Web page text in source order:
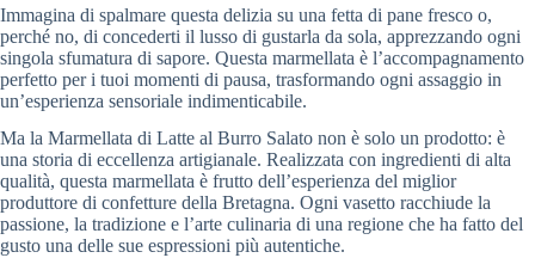
Immagina di spalmare questa delizia su una fetta di pane fresco o,
perché no, di concederti il lusso di gustarla da sola, apprezzando ogni
singola sfumatura di sapore. Questa marmellata è l’accompagnamento
perfetto per i tuoi momenti di pausa, trasformando ogni assaggio in
un’esperienza sensoriale indimenticabile.
Ma la Marmellata di Latte al Burro Salato non è solo un prodotto: è
una storia di eccellenza artigianale. Realizzata con ingredienti di alta
qualità, questa marmellata è frutto dell’esperienza del miglior
produttore di confetture della Bretagna. Ogni vasetto racchiude la
passione, la tradizione e l’arte culinaria di una regione che ha fatto del
gusto una delle sue espressioni più autentiche.